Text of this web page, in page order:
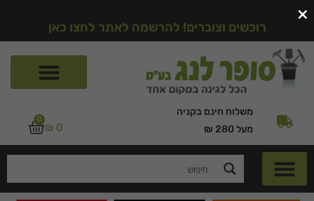
רוכשים וצוברים! להרשמה לאתר לחצו כאן
משלוח חינם בקניה
מעל 280 ₪
₪ 0
0
×